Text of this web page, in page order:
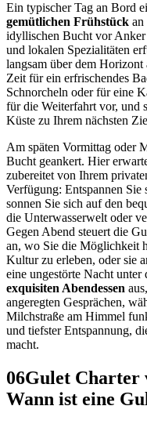
Ein typischer Tag an Bord
gemütlichen Frühstück an
idyllischen Bucht vor
und lokalen Spezialitäten
langsam über dem
Zeit für ein erfrischendes
Schnorcheln oder für eine
für die Weiterfahrt vor, und
Küste zu Ihrem nächsten
Am späten Vormittag oder
Bucht geankert. Hier
zubereitet von Ihrem
Verfügung: Entspannen
sonnen Sie sich auf den
die Unterwasserwelt oder
Gegen Abend steuert die
an, wo Sie die Möglichkeit
Kultur zu erleben, oder sie
eine ungestörte Nacht
exquisiten Abendessen
angeregten Gesprächen,
Milchstraße am Himmel
und tiefster Entspannung,
macht.
06Gulet Charter
Wann ist eine